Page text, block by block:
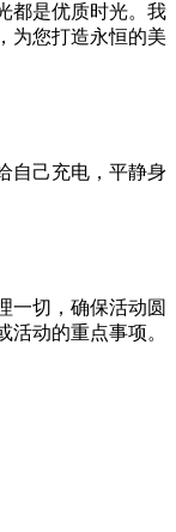
都是优质时光。我
为您打造永恒的美
自己充电，平静身
一切，确保活动圆
活动的重点事项。